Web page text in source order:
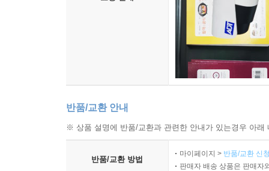
반품/교환 안내
※ 상품 설명에 반품/교환과 관련한 안내가 있는경우 아
반품/교환 방법
마이페이지 > 반품/교환 신
판매자 배송 상품은 판매자